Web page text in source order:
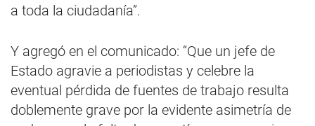
a toda la ciudadanía”.
Y agregó en el comunicado: “Que un jefe de
Estado agravie a periodistas y celebre la
eventual pérdida de fuentes de trabajo resulta
doblemente grave por la evidente asimetría de